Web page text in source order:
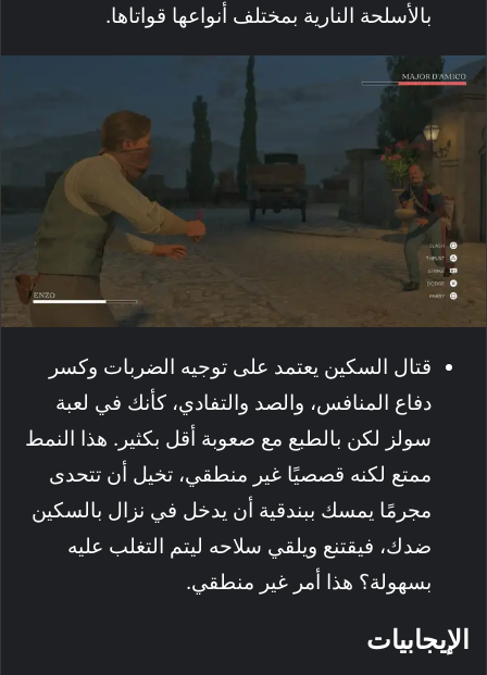
بالأسلحة النارية بمختلف أنواعها قواتاها.
قتال السكين يعتمد على توجيه الضربات وكسر
دفاع المنافس، والصد والتفادي، كأنك في لعبة
سولز لكن بالطبع مع صعوبة أقل بكثير. هذا النمط
ممتع لكنه قصصيًا غير منطقي، تخيل أن تتحدى
مجرمًا يمسك ببندقية أن يدخل في نزال بالسكين
ضدك، فيقتنع ويلقي سلاحه ليتم التغلب عليه
بسهولة؟ هذا أمر غير منطقي.
الإيجابيات